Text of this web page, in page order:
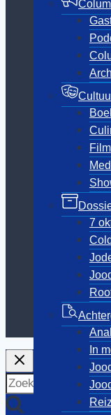
Film
7
In
7
In
Zoeken
naar: